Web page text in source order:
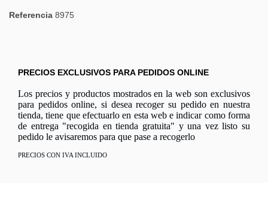
Referencia 8975
PRECIOS EXCLUSIVOS PARA PEDIDOS ONLINE
Los precios y productos mostrados en la web son exclusivos
para pedidos online, si desea recoger su pedido en nuestra
tienda, tiene que efectuarlo en esta web e indicar como forma
de entrega "recogida en tienda gratuita" y una vez listo su
pedido le avisaremos para que pase a recogerlo
PRECIOS CON IVA INCLUIDO